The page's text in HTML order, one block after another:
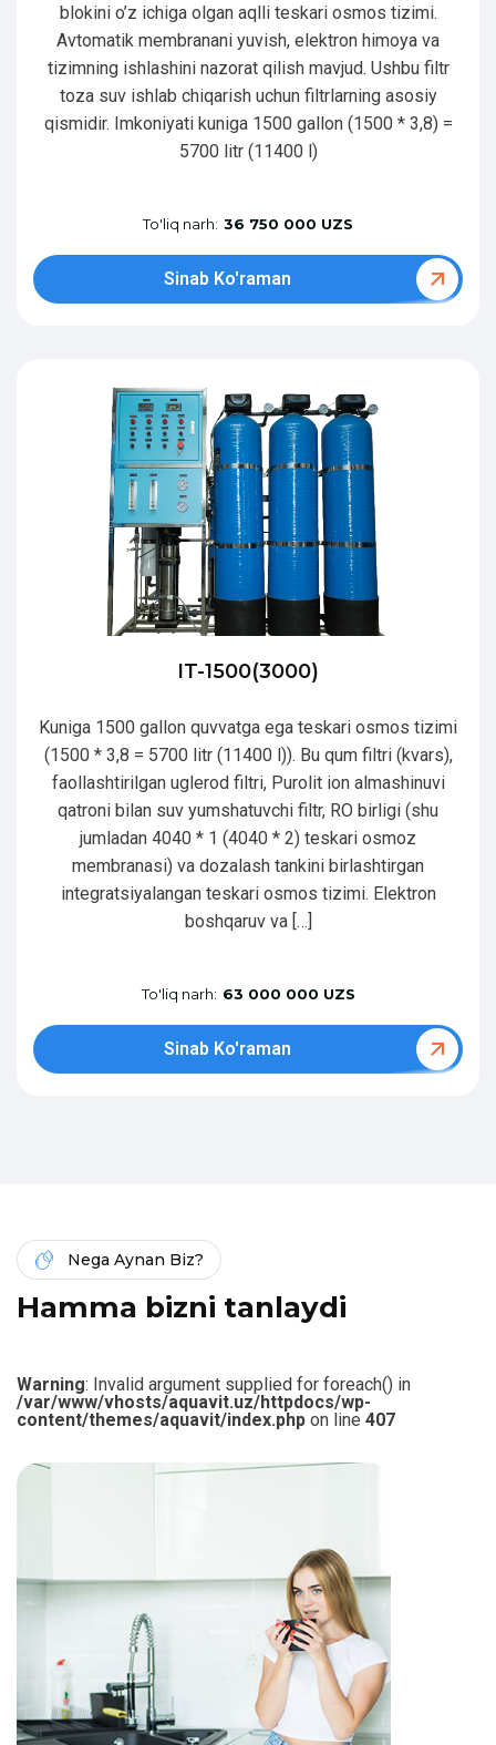
blokini o’z ichiga olgan aqlli teskari osmos tizimi.
Avtomatik membranani yuvish, elektron himoya va
tizimning ishlashini nazorat qilish mavjud. Ushbu filtr
toza suv ishlab chiqarish uchun filtrlarning asosiy
qismidir. Imkoniyati kuniga 1500 gallon (1500 * 3,8) =
5700 litr (11400 l)
To'liq narh: 36 750 000 UZS
Sinab Ko'raman
IT-1500(3000)
Kuniga 1500 gallon quvvatga ega teskari osmos tizimi
(1500 * 3,8 = 5700 litr (11400 l)). Bu qum filtri (kvars),
faollashtirilgan uglerod filtri, Purolit ion almashinuvi
qatroni bilan suv yumshatuvchi filtr, RO birligi (shu
jumladan 4040 * 1 (4040 * 2) teskari osmoz
membranasi) va dozalash tankini birlashtirgan
integratsiyalangan teskari osmos tizimi. Elektron
boshqaruv va […]
To'liq narh: 63 000 000 UZS
Sinab Ko'raman
Nega Aynan Biz?
Hamma bizni tanlaydi
Warning: Invalid argument supplied for foreach() in
/var/www/vhosts/aquavit.uz/httpdocs/wp-
content/themes/aquavit/index.php on line 407